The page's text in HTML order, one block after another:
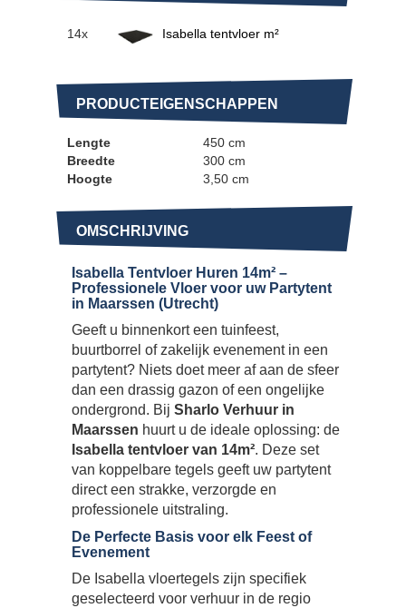
14x Isabella tentvloer m²
PRODUCTEIGENSCHAPPEN
Lengte
450 cm
Breedte
300 cm
Hoogte
3,50 cm
OMSCHRIJVING
Isabella Tentvloer Huren 14m² –
Professionele Vloer voor uw Partytent
in Maarssen (Utrecht)
Geeft u binnenkort een tuinfeest,
buurtborrel of zakelijk evenement in een
partytent? Niets doet meer af aan de sfeer
dan een drassig gazon of een ongelijke
ondergrond. Bij Sharlo Verhuur in
Maarssen huurt u de ideale oplossing: de
Isabella tentvloer van 14m². Deze set
van koppelbare tegels geeft uw partytent
direct een strakke, verzorgde en
professionele uitstraling.
De Perfecte Basis voor elk Feest of
Evenement
De Isabella vloertegels zijn specifiek
geselecteerd voor verhuur in de regio